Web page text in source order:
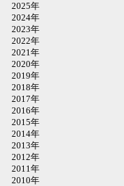
2025年
2024年
2023年
2022年
2021年
2020年
2019年
2018年
2017年
2016年
2015年
2014年
2013年
2012年
2011年
2010年